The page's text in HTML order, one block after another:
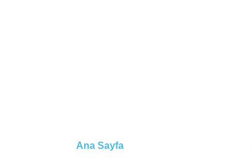
Ana Sayfa